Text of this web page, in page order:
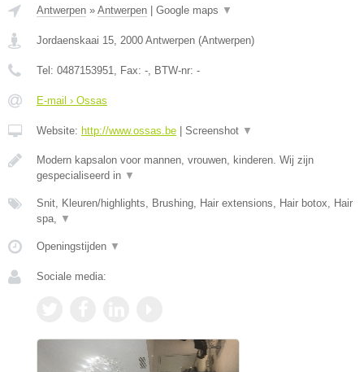
Antwerpen » Antwerpen Google maps ▼
Jordaenskaai 15, 2000 Antwerpen (Antwerpen)
Tel: 0487153951, Fax: -, BTW-nr: -
E-mail › Ossas
Website: http://www.ossas.be Screenshot ▼
Modern kapsalon voor mannen, vrouwen, kinderen. Wij zijn
gespecialiseerd in ▼
Snit, Kleuren/highlights, Brushing, Hair extensions, Hair botox, Hair
spa, ▼
Openingstijden ▼
Sociale media: